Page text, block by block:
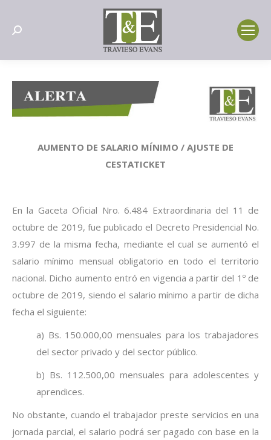
Search:
AUMENTO DE SALARIO MÍNIMO / AJUSTE DE
CESTATICKET
En la Gaceta Oficial Nro. 6.484 Extraordinaria del 11 de
octubre de 2019, fue publicado el Decreto Presidencial No.
3.997 de la misma fecha, mediante el cual se aumentó el
salario mínimo mensual obligatorio en todo el territorio
nacional. Dicho aumento entró en vigencia a partir del 1º de
octubre de 2019, siendo el salario mínimo a partir de dicha
fecha el siguiente:
a) Bs. 150.000,00 mensuales para los trabajadores
del sector privado y del sector público.
b) Bs. 112.500,00 mensuales para adolescentes y
aprendices.
No obstante, cuando el trabajador preste servicios en una
jornada parcial, el salario podrá ser pagado con base en la